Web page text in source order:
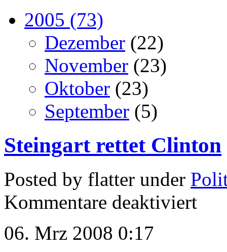
2005 (73)
Dezember (22)
November (23)
Oktober (23)
September (5)
Steingart rettet Clinton
Posted by flatter under
Kommentare deaktiviert
06. Mrz 2008 0:17